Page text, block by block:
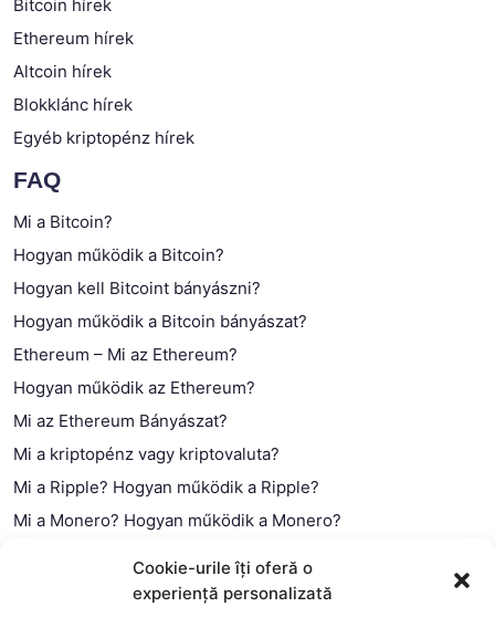
Cookie-urile îți oferă o
experiență personalizată
Bitcoin hírek
Ethereum hírek
Altcoin hírek
Blokklánc hírek
Egyéb kriptopénz hírek
FAQ
Mi a Bitcoin?
Hogyan működik a Bitcoin?
Hogyan kell Bitcoint bányászni?
Hogyan működik a Bitcoin bányászat?
Ethereum – Mi az Ethereum?
Hogyan működik az Ethereum?
Mi az Ethereum Bányászat?
Mi a kriptopénz vagy kriptovaluta?
Mi a Ripple? Hogyan működik a Ripple?
Mi a Monero? Hogyan működik a Monero?
Mi a blokklánc (technológia)?